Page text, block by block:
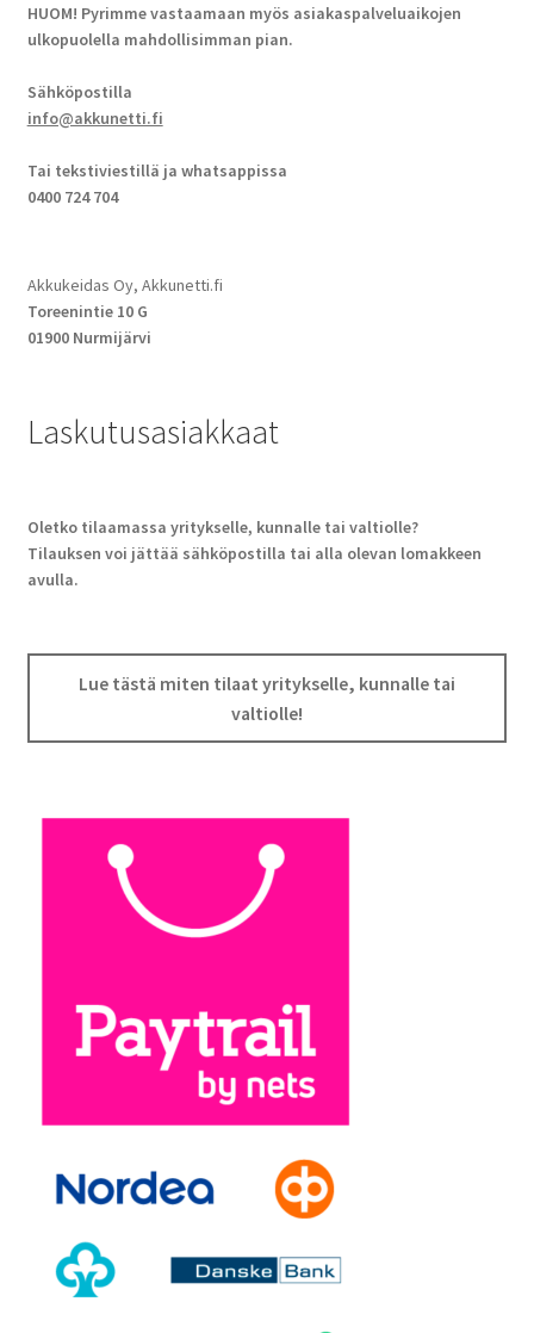
HUOM! Pyrimme vastaamaan myös asiakaspalveluaikojen
ulkopuolella mahdollisimman pian.
Sähköpostilla
info@akkunetti.fi
Tai tekstiviestillä ja whatsappissa
0400 724 704
Akkukeidas Oy, Akkunetti.fi
Toreenintie 10 G
01900 Nurmijärvi
Laskutusasiakkaat
Oletko tilaamassa yritykselle, kunnalle tai valtiolle?
Tilauksen voi jättää sähköpostilla tai alla olevan lomakkeen
avulla.
Lue tästä miten tilaat yritykselle, kunnalle tai
valtiolle!